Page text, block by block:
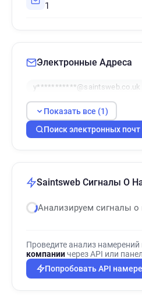
1
Электронные Адреса
y***********@saintsweb.co.uk
Показать все (1)
Поиск электронных почт
Saintsweb Сигналы О
Анализируем сигналы о
Проведите анализ намерений
компаниичерез API или
Попробовать API